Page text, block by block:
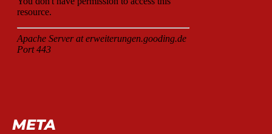
META